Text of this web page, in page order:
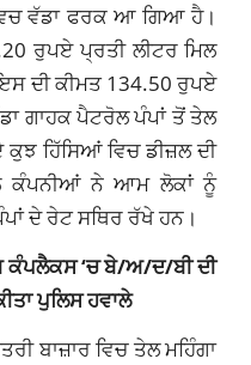
ਵੱਡਾ ਫਰਕ ਆ ਗਿਆ ਹੈ।
ਰੁਪਏ ਪ੍ਰਤੀ ਲੀਟਰ ਮਿਲ
ਦੀ ਕੀਮਤ 134.50 ਰੁਪਏ
ਗਾਹਕ ਪੈਟਰੋਲ ਪੰਪਾਂ ਤੋਂ ਤੇਲ
ਹਿੱਸਿਆਂ ਵਿਚ ਡੀਜ਼ਲ ਦੀ
ਕੰਪਨੀਆਂ ਨੇ ਆਮ ਲੋਕਾਂ ਨੂੰ
ਦੇ ਰੇਟ ਸਥਿਰ ਰੱਖੇ ਹਨ।
ਕੰਪਲੈਕਸ ‘ਚ ਬੇ/ਅ/ਦ/ਬੀ ਦੀ
ਪੁਲਿਸ ਹਵਾਲੇ
ਬਾਜ਼ਾਰ ਵਿਚ ਤੇਲ ਮਹਿੰਗਾ